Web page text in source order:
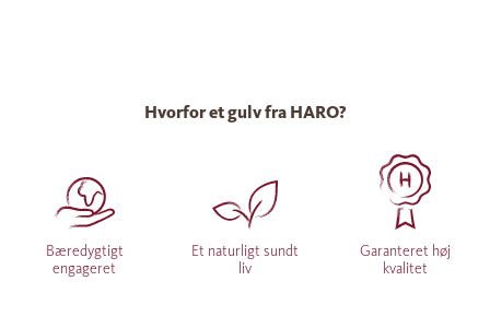
Hvorfor et gulv fra HARO?
Bæredygtigt
engageret
Et naturligt sundt
liv
Garanteret høj
kvalitet